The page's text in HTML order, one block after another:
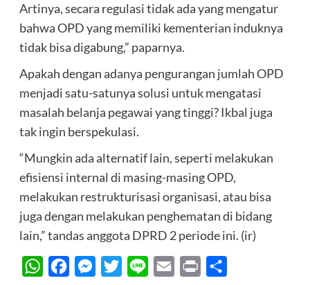
Artinya, secara regulasi tidak ada yang mengatur
bahwa OPD yang memiliki kementerian induknya
tidak bisa digabung,” paparnya.
Apakah dengan adanya pengurangan jumlah OPD
menjadi satu-satunya solusi untuk mengatasi
masalah belanja pegawai yang tinggi? Ikbal juga
tak ingin berspekulasi.
“Mungkin ada alternatif lain, seperti melakukan
efisiensi internal di masing-masing OPD,
melakukan restrukturisasi organisasi, atau bisa
juga dengan melakukan penghematan di bidang
lain,” tandas anggota DPRD 2 periode ini. (ir)
WhatsAppFacebookMessenger
Twitter Line Email Print